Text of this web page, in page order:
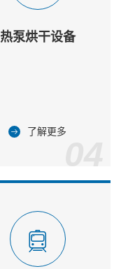
热泵烘干设备
了解更多